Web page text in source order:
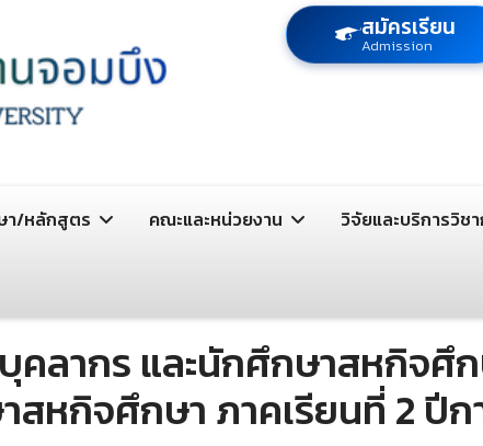
สมัครเรียน
Admission
า/หลักสูตร คณะและหน่วยงาน วิจัยและบริการวิช
ลากร และนักศึกษาสหกิจศึก
หกิจศึกษา ภาคเรียนที่ 2 ปีก